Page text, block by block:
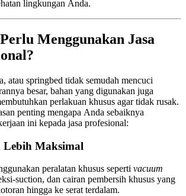
lingkungan Anda.
Menggunakan Jasa
atau springbed tidak semudah mencuci
besar, bahan yang digunakan juga
perlakuan khusus agar tidak rusak.
penting mengapa Anda sebaiknya
ini kepada jasa profesional:
Lebih Maksimal
peralatan khusus seperti vacuum
suction, dan cairan pembersih khusus yang
hingga ke serat terdalam.